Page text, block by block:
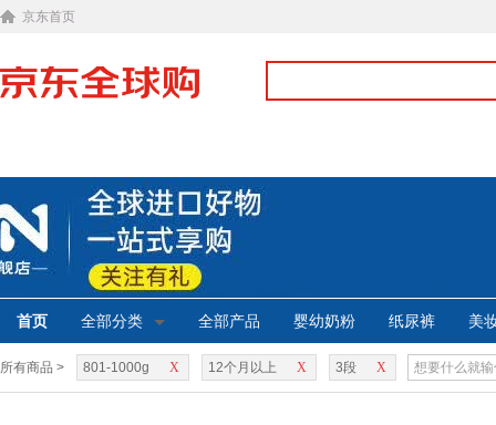
京东首页
首页 全部分类 全部产品 婴幼奶粉 纸尿裤 美
所有商品 > X
801-1000g X
12个月以上 X
3段